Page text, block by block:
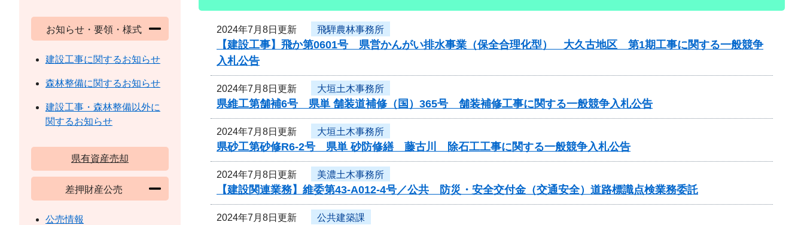
2024年7月8日更新 飛騨農林事務所
【建設工事】飛か第0601号 県営かんがい排水事業（保全合理化型） 大久古地区 第1期工事に関する一般競争
入札公告
2024年7月8日更新 大垣土木事務所
県維工第舗補6号 県単 舗装道補修（国）365号 舗装補修工事に関する一般競争入札公告
2024年7月8日更新 大垣土木事務所
県砂工第砂修R6-2号 県単 砂防修繕 藤古川 除石工工事に関する一般競争入札公告
2024年7月8日更新 美濃土木事務所
【建設関連業務】維委第43-A012-4号／公共 防災・安全交付金（交通安全）道路標識点検業務委託
2024年7月8日更新 公共建築課
お知らせ・要領・様式
建設工事に関するお知らせ
森林整備に関するお知らせ
建設工事・森林整備以外に
関するお知らせ
県有資産売却
差押財産公売
公売情報